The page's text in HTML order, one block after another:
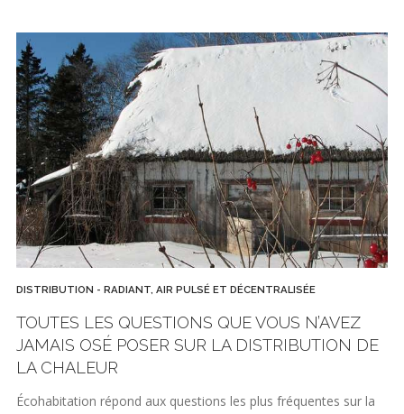
DISTRIBUTION - RADIANT, AIR PULSÉ ET DÉCENTRALISÉE
TOUTES LES QUESTIONS QUE VOUS N’AVEZ
JAMAIS OSÉ POSER SUR LA DISTRIBUTION DE
LA CHALEUR
Écohabitation répond aux questions les plus fréquentes sur la